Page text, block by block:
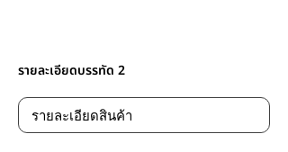
รายละเอียดบรรทัด 2